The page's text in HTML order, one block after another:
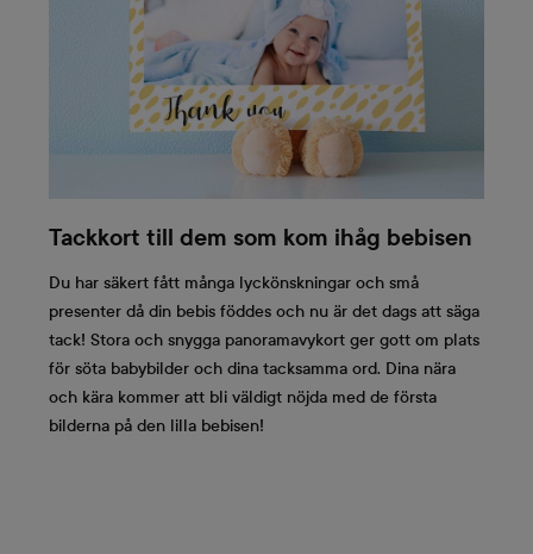
Tackkort till dem som kom ihåg bebisen
Du har säkert fått många lyckönskningar och små
presenter då din bebis föddes och nu är det dags att säga
tack! Stora och snygga panoramavykort ger gott om plats
för söta babybilder och dina tacksamma ord. Dina nära
och kära kommer att bli väldigt nöjda med de första
bilderna på den lilla bebisen!